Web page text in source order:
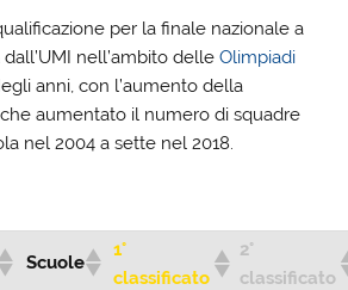
per la finale nazionale a
nell’ambito delleOlimpiadi
anni, con l’aumento della
aumentato il numero di squadre
nel 2004 a sette nel 2018.
Scuole
1°
classificato
2°
classificato